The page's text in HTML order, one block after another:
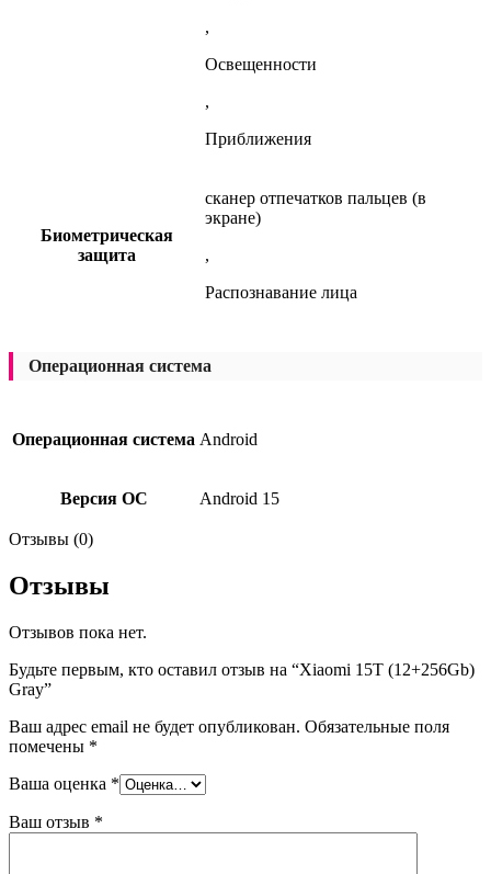
,
Освещенности
,
Приближения
Биометрическая
защита
сканер отпечатков пальцев (в
экране)
,
Распознавание лица
Операционная система
Операционная система Android
Версия ОС Android 15
Отзывы (0)
Отзывы
Отзывов пока нет.
Будьте первым, кто оставил отзыв на “Xiaomi 15Т (12+256Gb)
Gray”
Ваш адрес email не будет опубликован. Обязательные поля
помечены *
Ваша оценка *
Ваш отзыв *